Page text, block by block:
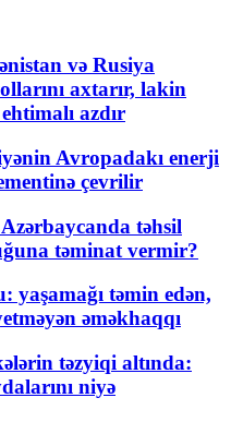
və Rusiya
axtarır, lakin
azdır
Avropadakı enerji
çevrilir
təhsil
təminat vermir?
yaşamağı təmin edən,
əməkhaqqı
təzyiqi altında:
niyə